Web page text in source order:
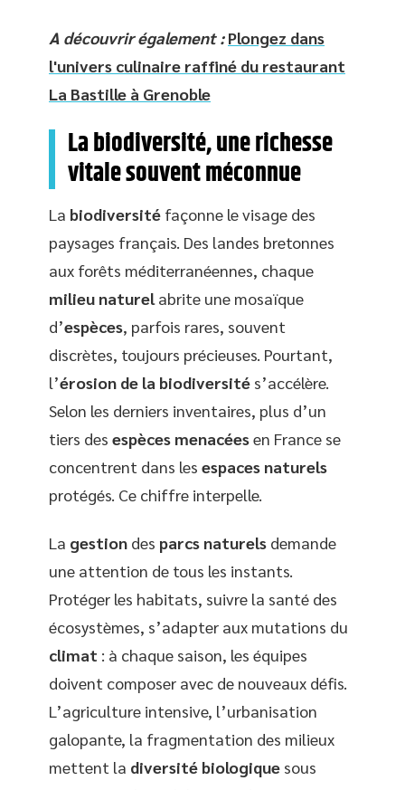
A découvrir également : Plongez dans
l'univers culinaire raffiné du restaurant
La Bastille à Grenoble
La biodiversité, une richesse
vitale souvent méconnue
La biodiversité façonne le visage des
paysages français. Des landes bretonnes
aux forêts méditerranéennes, chaque
milieu naturel abrite une mosaïque
d’espèces, parfois rares, souvent
discrètes, toujours précieuses. Pourtant,
l’érosion de la biodiversité s’accélère.
Selon les derniers inventaires, plus d’un
tiers des espèces menacéesen France se
concentrent dans les espaces naturels
protégés. Ce chiffre interpelle.
La gestion des parcs naturels demande
une attention de tous les instants.
Protéger les habitats, suivre la santé des
écosystèmes, s’adapter aux mutations du
climat : à chaque saison, les équipes
doivent composer avec de nouveaux défis.
L’agriculture intensive, l’urbanisation
galopante, la fragmentation des milieux
mettent la diversité biologique sous